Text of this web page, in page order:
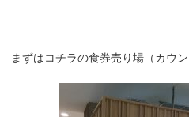
まずはコチラの食券売り場（カウ